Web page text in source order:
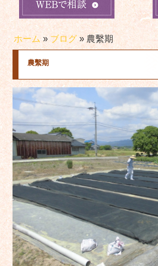
ホーム» ブログ» 農繫期
農繫期